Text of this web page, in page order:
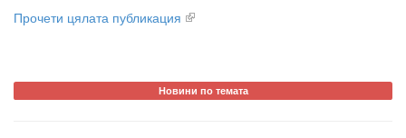
Прочети цялата публикация
Новини по темата